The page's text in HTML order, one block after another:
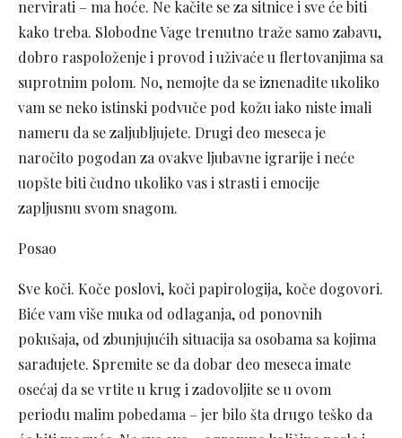
nervirati – ma hoće. Ne kačite se za sitnice i sve će biti
kako treba. Slobodne Vage trenutno traže samo zabavu,
dobro raspoloženje i provod i uživaće u flertovanjima sa
suprotnim polom. No, nemojte da se iznenadite ukoliko
vam se neko istinski podvuče pod kožu iako niste imali
nameru da se zaljubljujete. Drugi deo meseca je
naročito pogodan za ovakve ljubavne igrarije i neće
uopšte biti čudno ukoliko vas i strasti i emocije
zapljusnu svom snagom.
Posao
Sve koči. Koče poslovi, koči papirologija, koče dogovori.
Biće vam više muka od odlaganja, od ponovnih
pokušaja, od zbunjujućih situacija sa osobama sa kojima
sarađujete. Spremite se da dobar deo meseca imate
osećaj da se vrtite u krug i zadovoljite se u ovom
periodu malim pobedama – jer bilo šta drugo teško da